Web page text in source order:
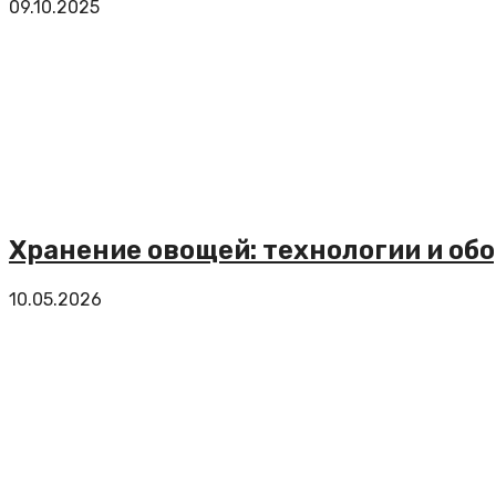
09.10.2025
Хранение овощей: технологии и
10.05.2026